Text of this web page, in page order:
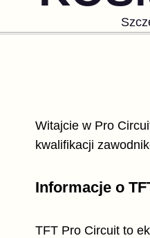
Witajcie w Pro
kwalifikacji
Informacje o
TFT Pro Circuit to